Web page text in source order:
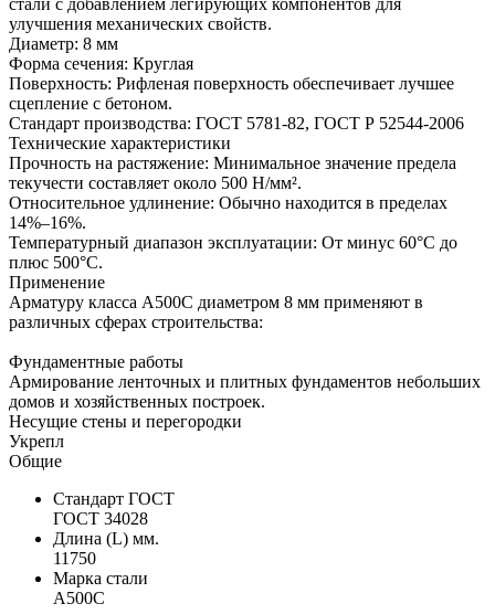
улучшения механических свойств.
Диаметр: 8 мм
Форма сечения: Круглая
Поверхность: Рифленая поверхность обеспечивает лучшее
сцепление с бетоном.
Стандарт производства: ГОСТ 5781-82, ГОСТ Р 52544-2006
Технические характеристики
Прочность на растяжение: Минимальное значение предела
текучести составляет около 500 Н/мм².
Относительное удлинение: Обычно находится в пределах
14%–16%.
Температурный диапазон эксплуатации: От минус 60°C до
плюс 500°C.
Применение
Арматуру класса А500С диаметром 8 мм применяют в
различных сферах строительства:
Фундаментные работы
Армирование ленточных и плитных фундаментов небольших
домов и хозяйственных построек.
Несущие стены и перегородки
Укрепл
Общие
Стандарт ГОСТ
ГОСТ 34028
Длина (L) мм.
11750
Марка стали
А500С